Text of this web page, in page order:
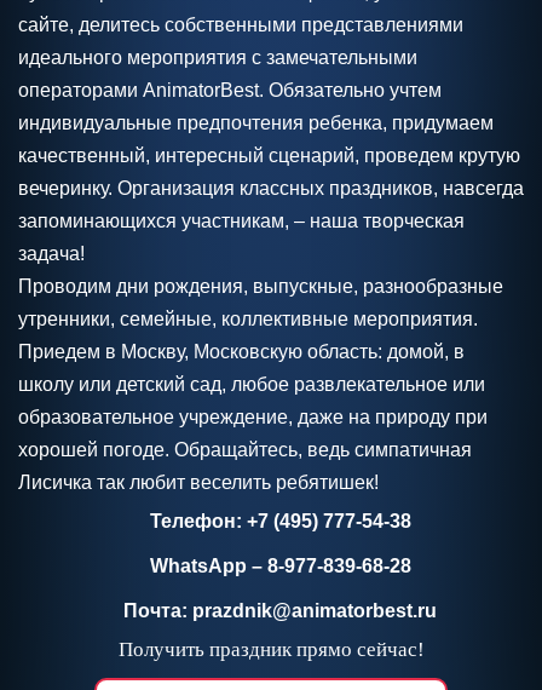
сайте, делитесь собственными представлениями
идеального мероприятия с замечательными
операторами AnimatorBest. Обязательно учтем
индивидуальные предпочтения ребенка, придумаем
качественный, интересный сценарий, проведем крутую
вечеринку. Организация классных праздников, навсегда
запоминающихся участникам, – наша творческая
задача!
Проводим дни рождения, выпускные, разнообразные
утренники, семейные, коллективные мероприятия.
Приедем в Москву, Московскую область: домой, в
школу или детский сад, любое развлекательное или
образовательное учреждение, даже на природу при
хорошей погоде. Обращайтесь, ведь симпатичная
Лисичка так любит веселить ребятишек!
Телефон: +7 (495) 777-54-38
WhatsApp – 8-977-839-68-28
Почта: prazdnik@animatorbest.ru
Получить праздник прямо сейчас!